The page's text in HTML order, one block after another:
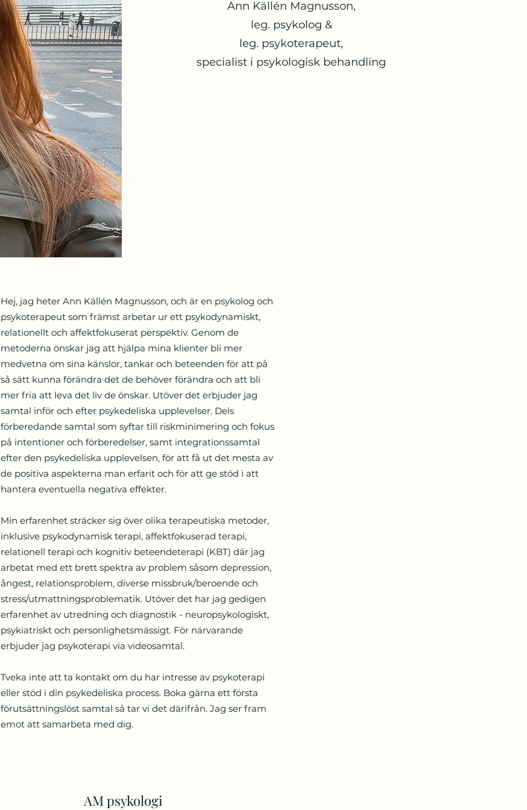
Ann Källén Magnusson,
leg. psykolog &
leg. psykoterapeut,
specialist i psykologisk behandling
Hej, jag heter Ann Källén Magnusson, och är en psykolog och
psykoterapeut som främst arbetar ur ett psykodynamiskt,
relationellt och affektfokuserat perspektiv. Genom de
metoderna önskar jag att hjälpa mina klienter bli mer
medvetna om sina känslor, tankar och beteenden för att på
så sätt kunna förändra det de behöver förändra och att bli
mer fria att leva det liv de önskar. Utöver det erbjuder jag
samtal inför och efter psykedeliska upplevelser. Dels
förberedande samtal som syftar till riskminimering och fokus
på intentioner och förberedelser, samt integrationssamtal
efter den psykedeliska upplevelsen, för att få ut det mesta av
de positiva aspekterna man erfarit och för att ge stöd i att
hantera eventuella negativa effekter.
Min erfarenhet sträcker sig över olika terapeutiska metoder,
inklusive psykodynamisk terapi, affektfokuserad terapi,
relationell terapi och kognitiv beteendeterapi (KBT) där jag
arbetat med ett brett spektra av problem såsom depression,
ångest, relationsproblem, diverse missbruk/beroende och
stress/utmattningsproblematik. Utöver det har jag gedigen
erfarenhet av utredning och diagnostik - neuropsykologiskt,
psykiatriskt och personlighetsmässigt. För närvarande
erbjuder jag psykoterapi via videosamtal.
Tveka inte att ta kontakt om du har intresse av psykoterapi
eller stöd i din psykedeliska process. Boka gärna ett första
förutsättningslöst samtal så tar vi det därifrån. Jag ser fram
emot att samarbeta med dig.
AM psykologi